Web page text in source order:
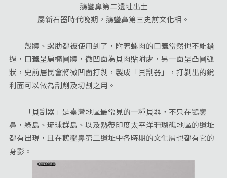
鵝鑾鼻第二遺址出土
屬新石器時代晚期，鵝鑾鼻第三史前文化相。
殼體、螺肋都被使用到了，附著螺肉的口蓋當然也不能錯
過，口蓋呈扁橢圓體，微凹面為貝肉貼附處，另一面呈凸圓弧
狀，史前居民會將微凹面打剝，製成「貝刮器」，打剝出的銳
利面可以做為刮削及切割之用。
「貝刮器」是臺灣地區最常見的一種貝器，不只在鵝鑾
鼻，綠島、琉球群島、以及熱帶印度太平洋珊瑚礁地區的遺址
都有出現，且在鵝鑾鼻第二遺址中各時期的文化層也都有它的
身影。